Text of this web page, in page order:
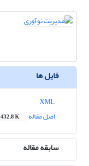
فایل ها
اصل مقاله
432.8 K
سابقه مقاله